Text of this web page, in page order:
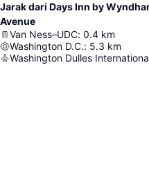
Jarak dari Days Inn by
Avenue
Van Ness–UDC: 0.4 km
Washington D.C.: 5.3 km
Washington Dulles